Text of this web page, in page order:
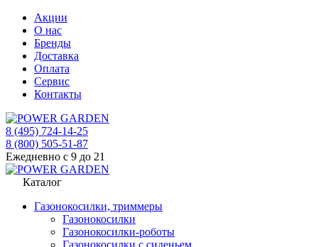
Акции
О нас
Бренды
Доставка
Оплата
Сервис
Контакты
8 (495) 724-14-25
8 (800) 505-51-87
Ежедневно с 9 до 21
Каталог
Газонокосилки, триммеры
Газонокосилки
Газонокосилки-роботы
Газонокосилки с сиденьем